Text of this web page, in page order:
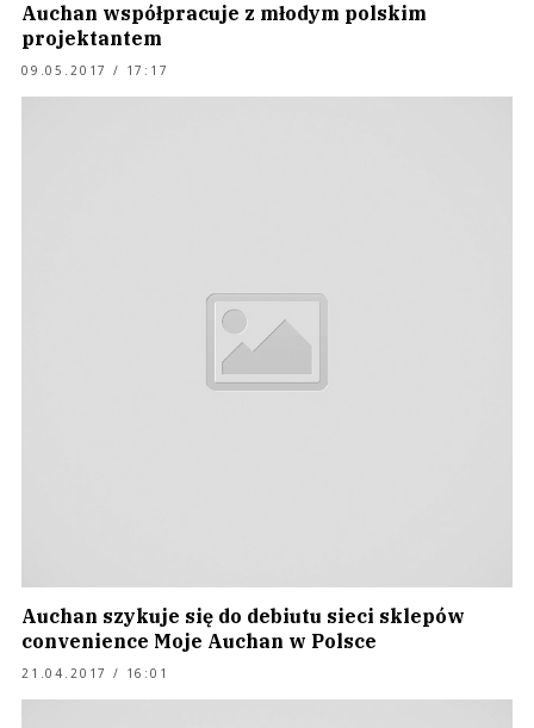
Auchan współpracuje z młodym polskim
projektantem
09.05.2017 / 17:17
Auchan szykuje się do debiutu sieci sklepów
convenience Moje Auchan w Polsce
21.04.2017 / 16:01